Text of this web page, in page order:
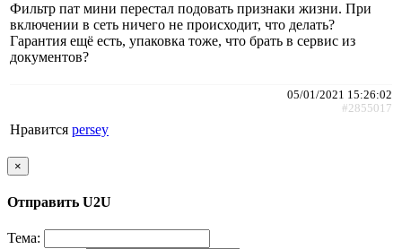
Фильтр пат мини перестал подовать признаки жизни. При
включении в сеть ничего не происходит, что делать?
Гарантия ещё есть, упаковка тоже, что брать в сервис из
документов?
05/01/2021 15:26:02
#2855017
Нравится persey
×
Отправить U2U
Тема: